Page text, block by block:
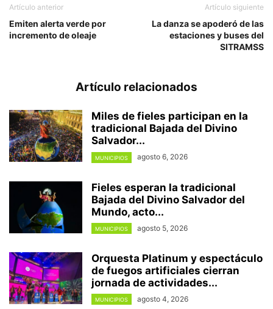
Artículo anterior
Emiten alerta verde por
incremento de oleaje
Artículo siguiente
La danza se apoderó de las
estaciones y buses del
SITRAMSS
Artículo relacionados
Miles de fieles participan en la
tradicional Bajada del Divino
Salvador...
MUNICIPIOS agosto 6, 2026
Fieles esperan la tradicional
Bajada del Divino Salvador del
Mundo, acto...
MUNICIPIOS agosto 5, 2026
Orquesta Platinum y espectáculo
de fuegos artificiales cierran
jornada de actividades...
MUNICIPIOS agosto 4, 2026